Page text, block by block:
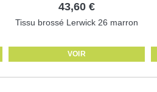
43,60 €
Tissu brossé Lerwick 26 marron
VOIR